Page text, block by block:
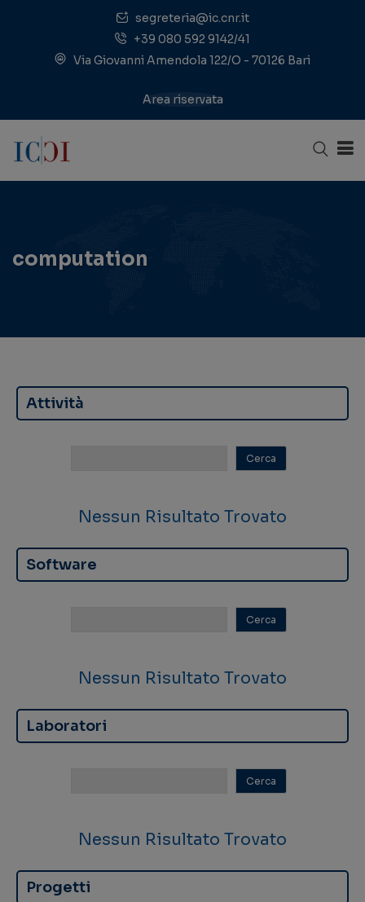
segreteria@ic.cnr.it
+39 080 592 9142/41
Via Giovanni Amendola 122/O - 70126 Bari
Area riservata
computation
Attività
Nessun Risultato Trovato
Software
Nessun Risultato Trovato
Laboratori
Nessun Risultato Trovato
Progetti